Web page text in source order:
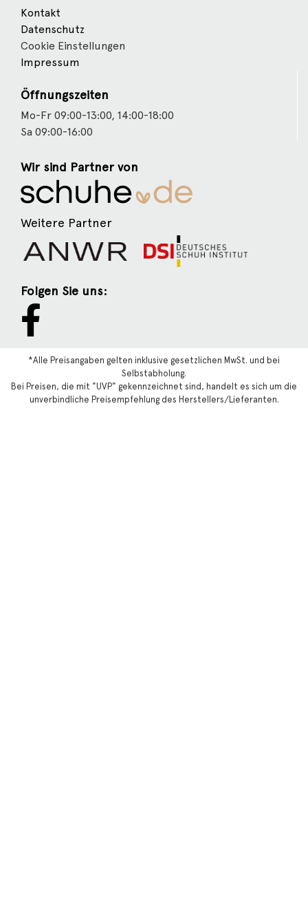
Kontakt
Datenschutz
Cookie Einstellungen
Impressum
Öffnungszeiten
Mo-Fr 09:00-13:00, 14:00-18:00
Sa 09:00-16:00
Wir sind Partner von
Weitere Partner
Folgen Sie uns:
*Alle Preisangaben gelten inklusive gesetzlichen MwSt. und bei
Selbstabholung.
Bei Preisen, die mit "UVP" gekennzeichnet sind, handelt es sich um die
unverbindliche Preisempfehlung des Herstellers/Lieferanten.